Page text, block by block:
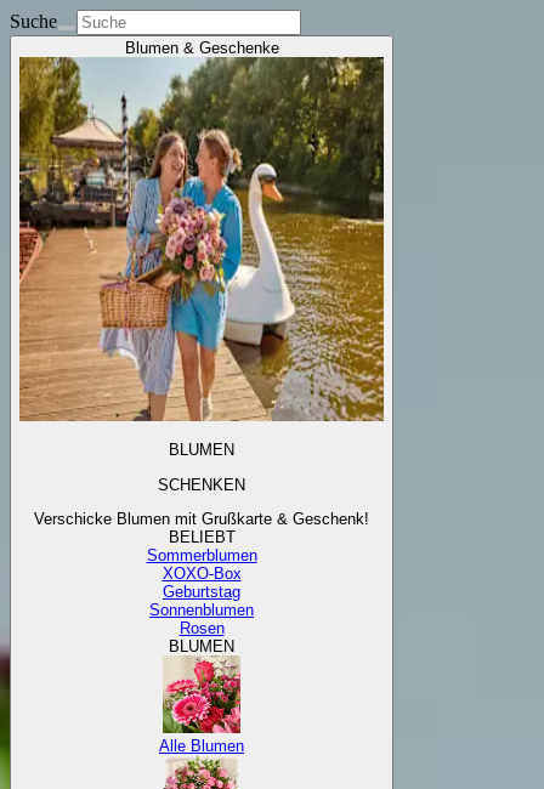
Suche
Blumen & Geschenke
BLUMEN
SCHENKEN
Verschicke Blumen mit Grußkarte & Geschenk!
BELIEBT
Sommerblumen
XOXO-Box
Geburtstag
Sonnenblumen
Rosen
BLUMEN
Alle Blumen